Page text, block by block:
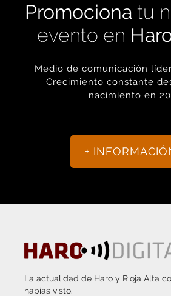
Promociona tu
evento en
Medio de comunicación
Crecimiento constante
nacimiento en
+
La actualidad de Haro y Rioja Alta
habías visto.